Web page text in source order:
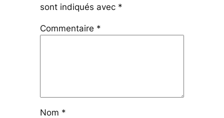
sont indiqués avec *
Commentaire *
Nom *